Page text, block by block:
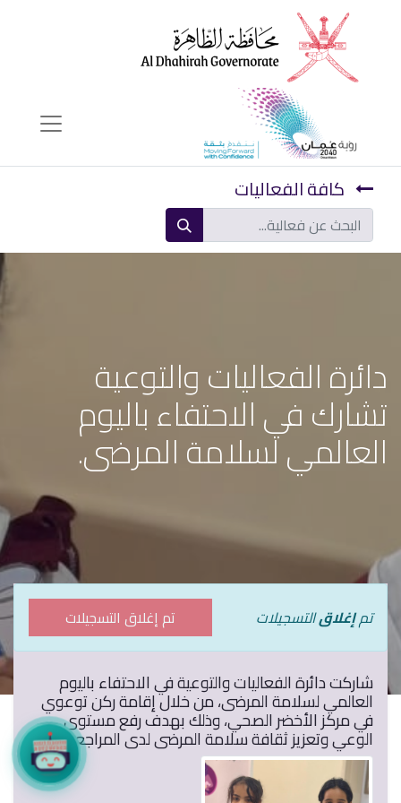
كافة الفعاليات
دائرة الفعاليات والتوعية
تشارك في الاحتفاء باليوم
العالمي لسلامة المرضى.
تمإغلاقالتسجيلات تم إغلاق التسجيلات
شاركت دائرة الفعاليات والتوعية في الاحتفاء باليوم
العالمي لسلامة المرضى، من خلال إقامة ركن توعوي
في مركز الأخضر الصحي، وذلك بهدف رفع مستوى
الوعي وتعزيز ثقافة سلامة المرضى لدى المراجعين.